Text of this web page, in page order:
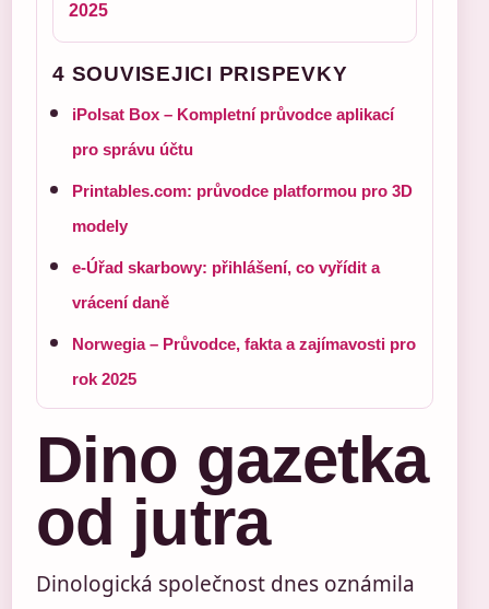
2025
4 SOUVISEJICI PRISPEVKY
iPolsat Box – Kompletní průvodce aplikací
pro správu účtu
Printables.com: průvodce platformou pro 3D
modely
e-Úřad skarbowy: přihlášení, co vyřídit a
vrácení daně
Norwegia – Průvodce, fakta a zajímavosti pro
rok 2025
Dino gazetka
od jutra
Dinologická společnost dnes oznámila